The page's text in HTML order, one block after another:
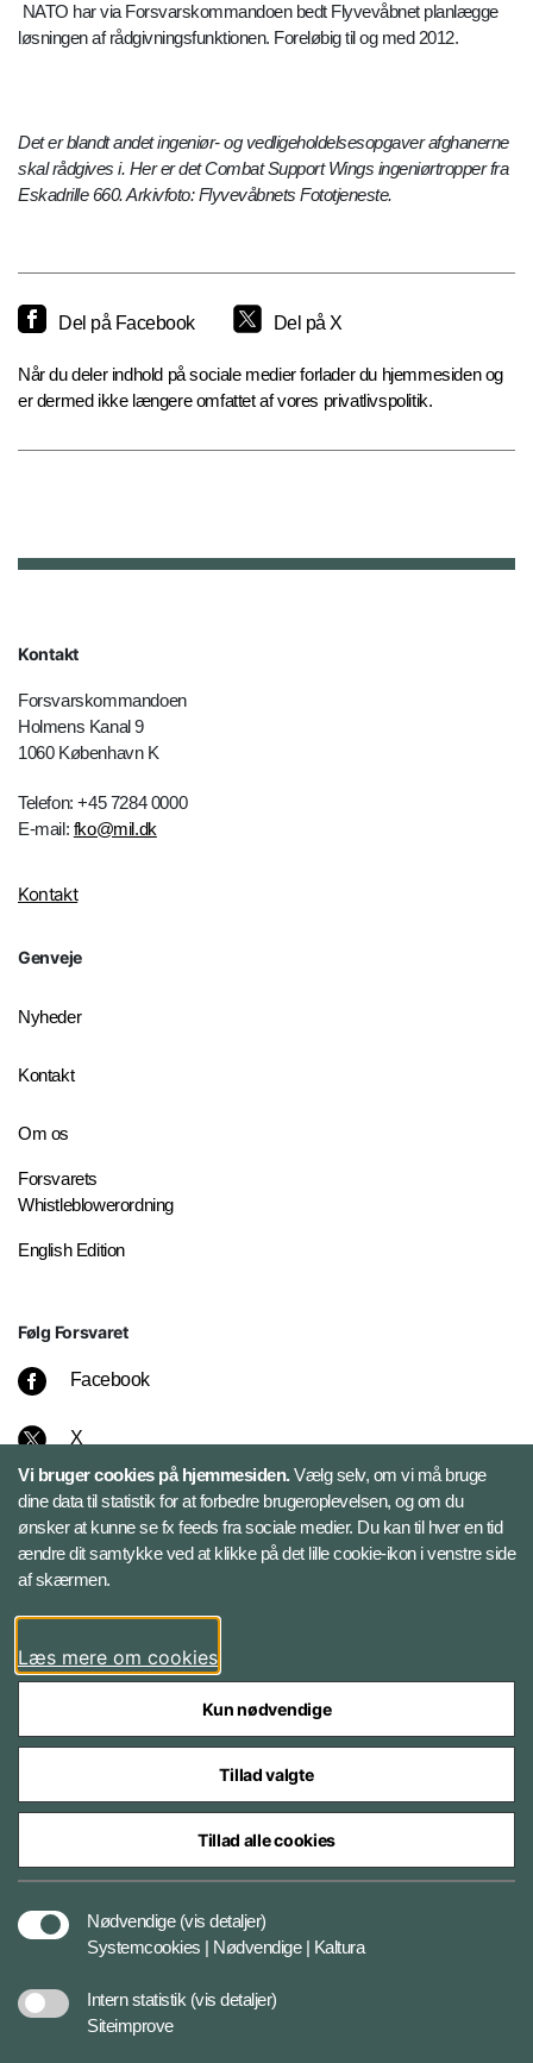
NATO har via Forsvarskommandoen bedt Flyvevåbnet planlægge
løsningen af rådgivningsfunktionen. Foreløbig til og med 2012.
Det er blandt andet ingeniør- og vedligeholdelsesopgaver afghanerne
skal rådgives i. Her er det Combat Support Wings ingeniørtropper fra
Eskadrille 660. Arkivfoto: Flyvevåbnets Fototjeneste.
Del på Facebook Del på X
Når du deler indhold på sociale medier forlader du hjemmesiden og
er dermed ikke længere omfattet af vores privatlivspolitik.
Kontakt
Forsvarskommandoen
Holmens Kanal 9
1060 København K
Telefon: +45 7284 0000
E-mail: fko@mil.dk
Kontakt
Genveje
Nyheder
Kontakt
Om os
Forsvarets
Whistleblowerordning
English Edition
Følg Forsvaret
Facebook
X
Instagram
Bluesky
LinkedIn
Styrelser og myndigheder under Forsvarsministeriet
Vi bruger cookies på hjemmesiden.Vælg selv, om vi må bruge
dine data til statistik for at forbedre brugeroplevelsen, og om du
ønsker at kunne se fx feeds fra sociale medier. Du kan til hver en tid
ændre dit samtykke ved at klikke på det lille cookie-ikon i venstre side
af skærmen.
Læs mere om cookies
Kun nødvendige
Tillad valgte
Tillad alle cookies
Nødvendige (vis detaljer)
Systemcookies | Nødvendige | Kaltura
Intern statistik (vis detaljer)
Siteimprove